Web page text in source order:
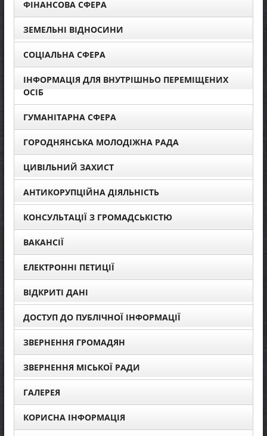
ФІНАНСОВА СФЕРА
ЗЕМЕЛЬНІ ВІДНОСИНИ
СОЦІАЛЬНА СФЕРА
ІНФОРМАЦІЯ ДЛЯ ВНУТРІШНЬО ПЕРЕМІЩЕНИХ
ОСІБ
ГУМАНІТАРНА СФЕРА
ГОРОДНЯНСЬКА МОЛОДІЖНА РАДА
ЦИВІЛЬНИЙ ЗАХИСТ
АНТИКОРУПЦІЙНА ДІЯЛЬНІСТЬ
КОНСУЛЬТАЦІЇ З ГРОМАДСЬКІСТЮ
ВАКАНСІЇ
ЕЛЕКТРОННІ ПЕТИЦІЇ
ВІДКРИТІ ДАНІ
ДОСТУП ДО ПУБЛІЧНОЇ ІНФОРМАЦІЇ
ЗВЕРНЕННЯ ГРОМАДЯН
ЗВЕРНЕННЯ МІСЬКОЇ РАДИ
ГАЛЕРЕЯ
КОРИСНА ІНФОРМАЦІЯ